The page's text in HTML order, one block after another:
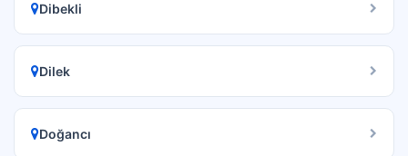
Dibekli
Dilek
Doğancı